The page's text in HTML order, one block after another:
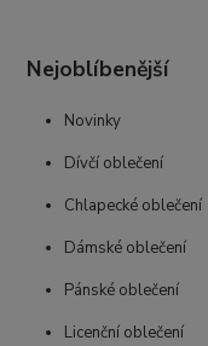
Nejoblíbenější
Novinky
Dívčí oblečení
Chlapecké oblečení
Dámské oblečení
Pánské oblečení
Licenční oblečení